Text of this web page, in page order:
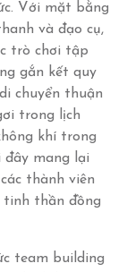
Với mặt bằng
và đạo cụ,
trò chơi tập
gắn kết quy
chuyển thuận
trong lịch
khí trong
đây mang lại
thành viên
tinh thần đồng
team building